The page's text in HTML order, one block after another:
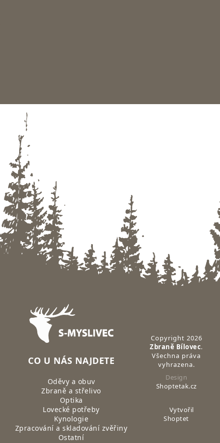
Zápatí
CO U NÁS NAJDETE
Oděvy a obuv
Zbraně a střelivo
Optika
Lovecké potřeby
Kynologie
Zpracování a skladování zvěřiny
Ostatní
Copyright 2026
Zbraně Bílovec.
Všechna práva
vyhrazena.
Design
Shoptetak.cz
Vytvořil
Shoptet